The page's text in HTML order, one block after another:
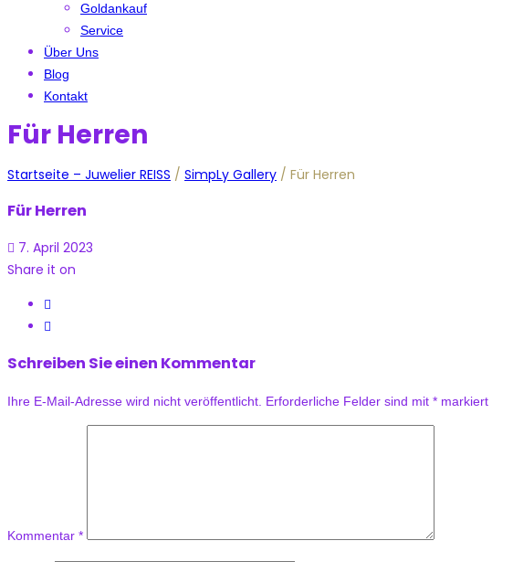
Goldankauf
Service
Über Uns
Blog
Kontakt
Für Herren
Startseite – Juwelier REISS / SimpLy Gallery / Für Herren
Für Herren
7. April 2023
Share it on
Schreiben Sie einen Kommentar
Ihre E-Mail-Adresse wird nicht veröffentlicht. Erforderliche Felder sind mit * markiert
Kommentar *